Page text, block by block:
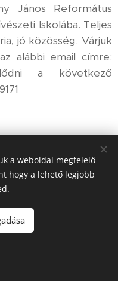
János Református
Iskolába. Teljes
jó közösség. Várjuk
alábbi email címre:
a következő
Iskola, AMI
a weboldal megfelelő
hogy a lehető legjobb